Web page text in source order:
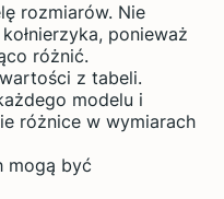
rozmiarów. Nie
ponieważ
różnić.
z tabeli.
modelu i
różnice w wymiarach
mogą być